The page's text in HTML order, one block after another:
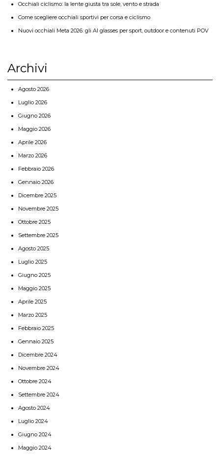
Occhiali ciclismo: la lente giusta tra sole, vento e strada
Come scegliere occhiali sportivi per corsa e ciclismo
Nuovi occhiali Meta 2026: gli AI glasses per sport, outdoor e contenuti POV
Archivi
Agosto 2026
Luglio 2026
Giugno 2026
Maggio 2026
Aprile 2026
Marzo 2026
Febbraio 2026
Gennaio 2026
Dicembre 2025
Novembre 2025
Ottobre 2025
Settembre 2025
Agosto 2025
Luglio 2025
Giugno 2025
Maggio 2025
Aprile 2025
Marzo 2025
Febbraio 2025
Gennaio 2025
Dicembre 2024
Novembre 2024
Ottobre 2024
Settembre 2024
Agosto 2024
Luglio 2024
Giugno 2024
Maggio 2024